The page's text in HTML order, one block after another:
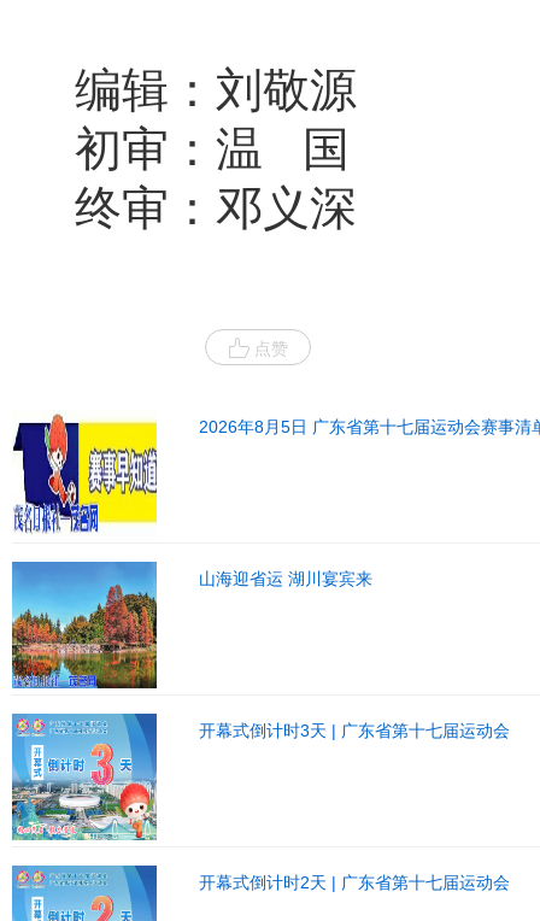
编辑：刘敬源
初审：温 国
终审：邓义深
点赞
2026年8月5日 广东省第十七届运动会赛事清
山海迎省运 湖川宴宾来
开幕式倒计时3天 | 广东省第十七届运动会
开幕式倒计时2天 | 广东省第十七届运动会